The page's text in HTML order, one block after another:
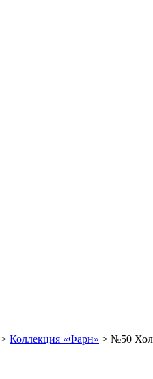
> Коллекция «Фарн» > №50